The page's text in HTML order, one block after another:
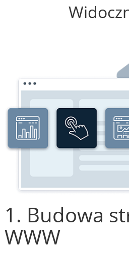
1. Budowa
WWW